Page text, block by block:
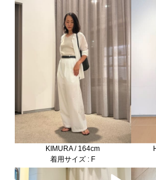
KIMURA / 164cm
着用サイズ : F